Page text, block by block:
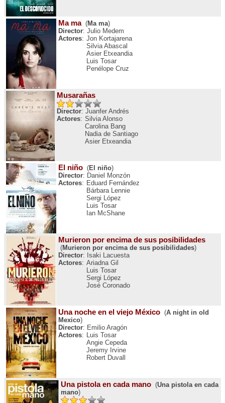
Ma ma(Ma ma)
Director: Julio Medem
Actores: Jon Kortajarena
Silvia Abascal
Asier Etxeandia
Luis Tosar
Penélope Cruz
Musarañas
Director: Juanfer Andrés
Actores: Silvia Alonso
Carolina Bang
Nadia de Santiago
Asier Etxeandia
El niño (El niño)
Director: Daniel Monzón
Actores: Eduard Fernández
Bárbara Lennie
Sergi López
Luis Tosar
Ian McShane
Murieron por encima de sus posibilidades
(Murieron por encima de sus posibilidades)
Director: Isaki Lacuesta
Actores: Ariadna Gil
Luis Tosar
Sergi López
José Coronado
Una noche en el viejo México (A night in old
Mexico)
Director: Emilio Aragón
Actores: Luis Tosar
Angie Cepeda
Jeremy Irvine
Robert Duvall
Una pistola en cada mano (Una pistola en cada
mano)